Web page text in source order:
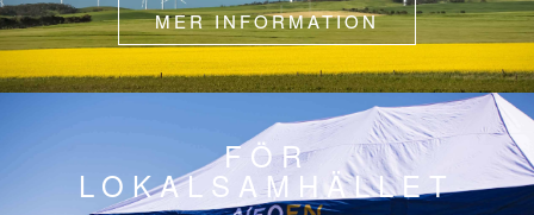
MER INFORMATION
FÖR
LOKALSAMHÄLLET